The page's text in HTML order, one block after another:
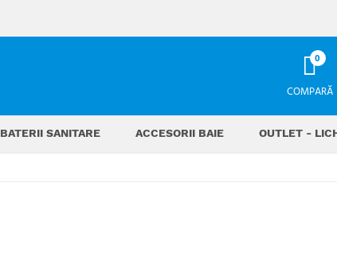
COMPARĂ
0
BATERII SANITARE ACCESORII BAIE OUTLET -